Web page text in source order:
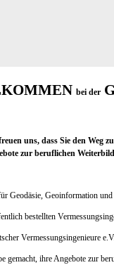
bei der
uns, dass Sie den Weg
zur beruflichen
Geodäsie, Geoinformation und
bestellten
Vermessungsingenieure
gemacht, ihre Angebote zur